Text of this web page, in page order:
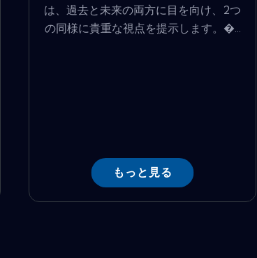
は、過去と未来の両方に目を向け、2つ
の同様に貴重な視点を提示します。�...
もっと見る